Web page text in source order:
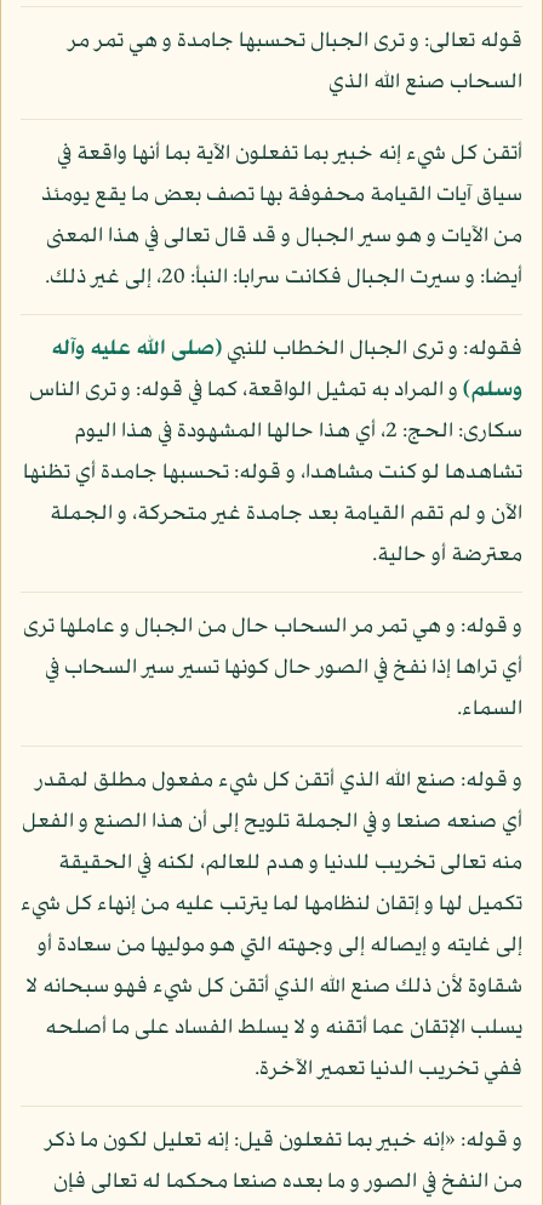
قوله تعالى: و ترى الجبال تحسبها جامدة و هي تمر مر
السحاب صنع الله الذي
أتقن كل شيء إنه خبير بما تفعلون الآية بما أنها واقعة في
سياق آيات القيامة محفوفة بها تصف بعض ما يقع يومئذ
من الآيات و هو سير الجبال و قد قال تعالى في هذا المعنى
أيضا: و سيرت الجبال فكانت سرابا: النبأ: 20، إلى غير ذلك.
فقوله: و ترى الجبال الخطاب للنبي(صلى الله عليه وآله
وسلم)و المراد به تمثيل الواقعة، كما في قوله: و ترى الناس
سكارى: الحج: 2، أي هذا حالها المشهودة في هذا اليوم
تشاهدها لو كنت مشاهدا، و قوله: تحسبها جامدة أي تظنها
الآن و لم تقم القيامة بعد جامدة غير متحركة، و الجملة
معترضة أو حالية.
و قوله: و هي تمر مر السحاب حال من الجبال و عاملها ترى
أي تراها إذا نفخ في الصور حال كونها تسير سير السحاب في
السماء.
و قوله: صنع الله الذي أتقن كل شيء مفعول مطلق لمقدر
أي صنعه صنعا و في الجملة تلويح إلى أن هذا الصنع و الفعل
منه تعالى تخريب للدنيا و هدم للعالم، لكنه في الحقيقة
تكميل لها و إتقان لنظامها لما يترتب عليه من إنهاء كل شيء
إلى غايته و إيصاله إلى وجهته التي هو موليها من سعادة أو
شقاوة لأن ذلك صنع الله الذي أتقن كل شيء فهو سبحانه لا
يسلب الإتقان عما أتقنه و لا يسلط الفساد على ما أصلحه
ففي تخريب الدنيا تعمير الآخرة.
و قوله: «إنه خبير بما تفعلون قيل: إنه تعليل لكون ما ذكر
من النفخ في الصور و ما بعده صنعا محكما له تعالى فإن